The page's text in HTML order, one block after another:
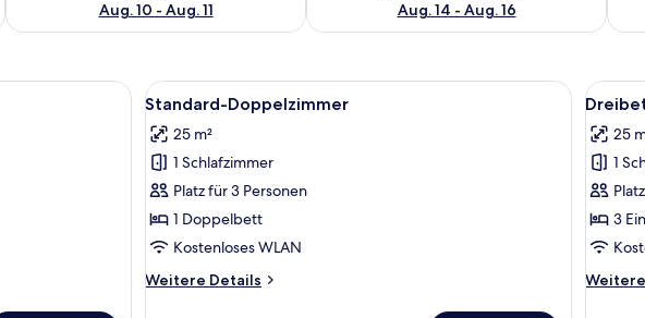
Aug. 10 - Aug. 11
Aug. 14 - Aug. 16
| Allergikerbettwaren, Schreibtisch, laptopgeeigneter Arbeitsplatz
Alle
Fotos
für
Standard-
Doppelzimmer
anzeigen
Standard-Doppelzimmer |
4
Standard-Doppelzimmer
25 m²
1 Schlafzimmer
Platz für 3 Personen
1 Doppelbett
Kostenloses WLAN
Weitere Details
Weitere
Alle
Fotos
für
3
25
1
3
Weitere